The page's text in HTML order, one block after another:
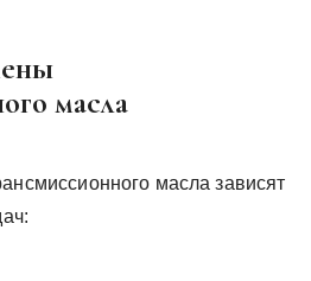
масла
масла зависят